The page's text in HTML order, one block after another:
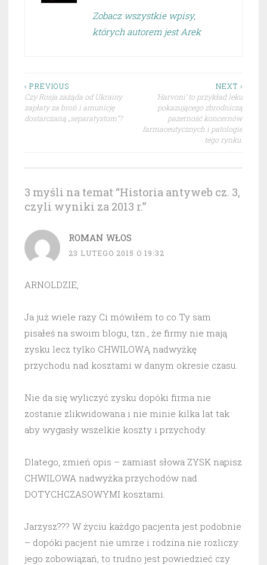
Zobacz wszystkie wpisy,
których autorem jest Arek
Nawigacja
wpisu
‹ PREVIOUS
Czy Rosja zażąda od Ukrainy
zapłaty za broń i amunicję
dostarczaną „separatystom”?
NEXT ›
’Harvoni’ to przykład leku
pokazującego zbrodniczą
pazerność koncernów
farmaceutycznych i patologie
tego rynku.
3 myśli na temat “Historia antyweb cz. 3,
czyli wyniki za 2013 r.”
ROMAN WŁOS
23 LUTEGO 2015 O 19:32
ARNOLDZIE,
Ja już wiele razy Ci mówiłem to co Ty sam
pisałeś na swoim blogu, tzn., że firmy nie mają
zysku lecz tylko CHWILOWĄ nadwyżkę
przychodu nad kosztami w danym okresie czasu.
Nie da się wyliczyć zysku dopóki firma nie
zostanie zlikwidowana i nie minie kilka lat tak
aby wygasły wszelkie koszty i przychody.
Dlatego, zmień opis – zamiast słowa ZYSK napisz
CHWILOWA nadwyżka przychodów nad
DOTYCHCZASOWYMI kosztami.
Jarzysz??? W życiu każdgo pacjenta jest podobnie
– dopóki pacjent nie umrze i rodzina nie rozliczy
jego zobowiązań, to trudno jest powiedzieć czy